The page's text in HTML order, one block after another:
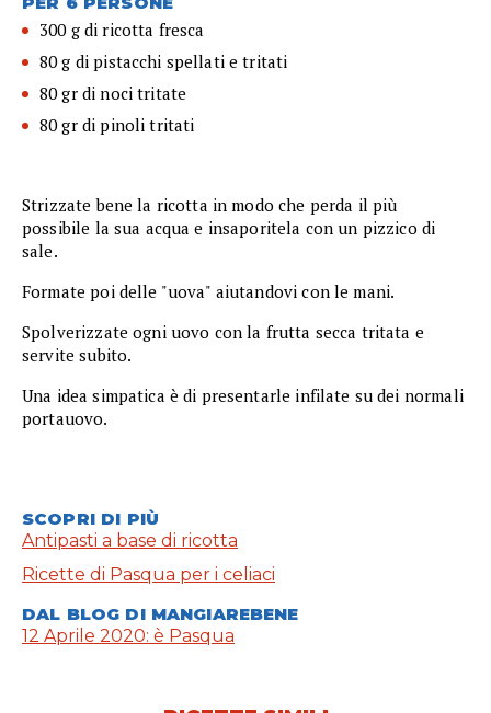
300 g di ricotta fresca
80 g di pistacchi spellati e tritati
80 gr di noci tritate
80 gr di pinoli tritati
Strizzate bene la ricotta in modo che perda il più
possibile la sua acqua e insaporitela con un pizzico di
sale.
Formate poi delle "uova" aiutandovi con le mani.
Spolverizzate ogni uovo con la frutta secca tritata e
servite subito.
Una idea simpatica è di presentarle infilate su dei normali
portauovo.
SCOPRI DI PIÙ
Antipasti a base di ricotta
Ricette di Pasqua per i celiaci
DAL BLOG DI MANGIAREBENE
12 Aprile 2020: è Pasqua